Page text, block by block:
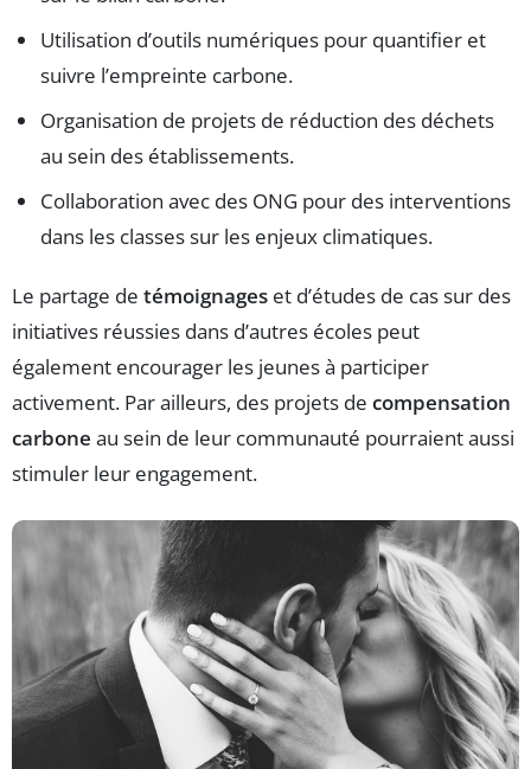
Utilisation d’outils numériques pour quantifier et
suivre l’empreinte carbone.
Organisation de projets de réduction des déchets
au sein des établissements.
Collaboration avec des ONG pour des interventions
dans les classes sur les enjeux climatiques.
Le partage de témoignages et d’études de cas sur des
initiatives réussies dans d’autres écoles peut
également encourager les jeunes à participer
activement. Par ailleurs, des projets de compensation
carbone au sein de leur communauté pourraient aussi
stimuler leur engagement.